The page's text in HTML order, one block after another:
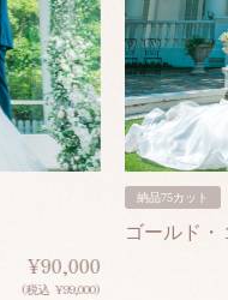
¥90,000
(税込 ¥99,000)
納品75カット
ゴールド・